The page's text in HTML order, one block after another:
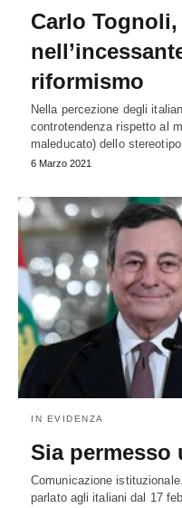
Carlo
riformismo
Nella percezione degli
controtendenza rispetto al
maleducato) dello
6 Marzo 2021
IN EVIDENZA
Sia
Comunicazione
parlato agli italiani dal 17